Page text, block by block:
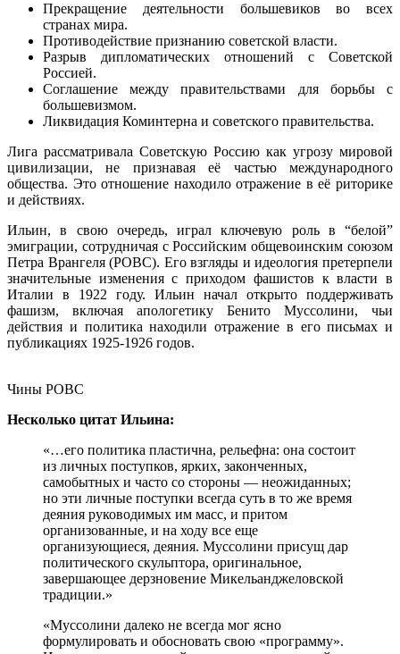
Прекращение деятельности большевиков во всех
странах мира.
Противодействие признанию советской власти.
Разрыв дипломатических отношений с Советской
Россией.
Соглашение между правительствами для борьбы с
большевизмом.
Ликвидация Коминтерна и советского правительства.
Лига рассматривала Советскую Россию как угрозу мировой
цивилизации, не признавая её частью международного
общества. Это отношение находило отражение в её риторике
и действиях.
Ильин, в свою очередь, играл ключевую роль в “белой”
эмиграции, сотрудничая с Российским общевоинским союзом
Петра Врангеля (РОВС). Его взгляды и идеология претерпели
значительные изменения с приходом фашистов к власти в
Италии в 1922 году. Ильин начал открыто поддерживать
фашизм, включая апологетику Бенито Муссолини, чьи
действия и политика находили отражение в его письмах и
публикациях 1925-1926 годов.
Чины РОВС
Несколько цитат Ильина:
«…его политика пластична, рельефна: она состоит
из личных поступков, ярких, законченных,
самобытных и часто со стороны — неожиданных;
но эти личные поступки всегда суть в то же время
деяния руководимых им масс, и притом
организованные, и на ходу все еще
организующиеся, деяния. Муссолини присущ дар
политического скульптора, оригинальное,
завершающее дерзновение Микельанджеловской
традиции.»
«Муссолини далеко не всегда мог ясно
формулировать и обосновать свою «программу».